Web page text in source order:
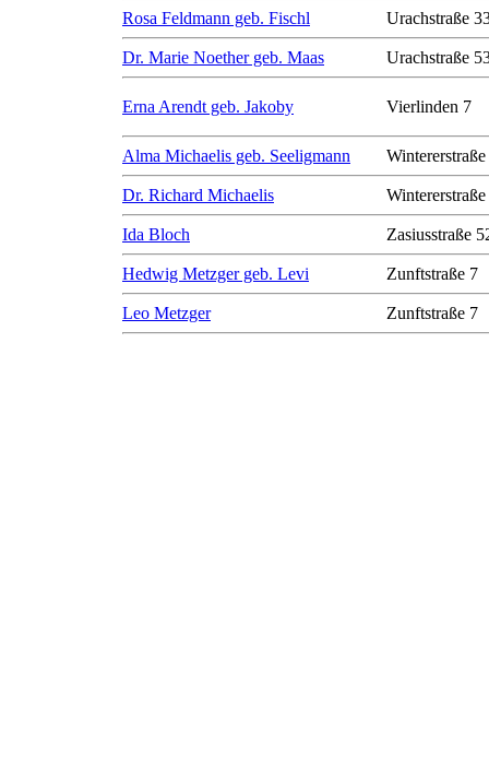
Rosa Feldmann geb. Fischl Urachstraße
Dr. Marie Noether geb. Maas Urachstraße
Erna Arendt geb. Jakoby Vierlinden 7
Alma Michaelis geb. Seeligmann
Dr. Richard Michaelis
Ida Bloch Zasiusstraße
Hedwig Metzger geb. Levi Zunftstraße 7
Leo Metzger Zunftstraße 7